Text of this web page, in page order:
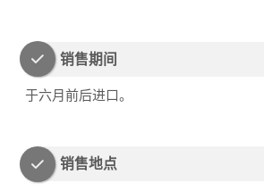
销售期间
于六月前后进口。
销售地点